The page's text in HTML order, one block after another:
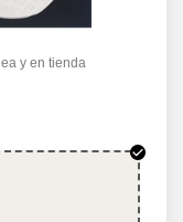
y en tienda